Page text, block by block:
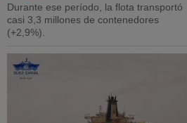
Durante ese período, la flota transportó
casi 3,3 millones de contenedores
(+2,9%).